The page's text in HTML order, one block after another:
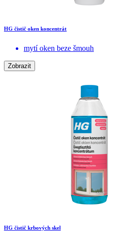
HG čistič oken koncentrát
mytí oken beze šmouh
Zobrazit
HG čistič krbových skel